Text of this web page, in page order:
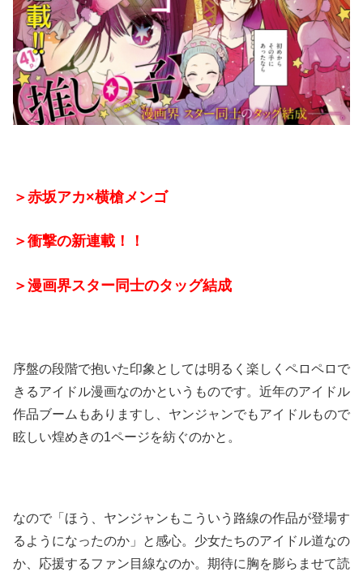
＞赤坂アカ×横槍メンゴ
＞衝撃の新連載！！
＞漫画界スター同士のタッグ結成
序盤の段階で抱いた印象としては明るく楽しくペロペロで
きるアイドル漫画なのかというものです。近年のアイドル
作品ブームもありますし、ヤンジャンでもアイドルもので
眩しい煌めきの1ページを紡ぐのかと。
なので「ほう、ヤンジャンもこういう路線の作品が登場す
るようになったのか」と感心。少女たちのアイドル道なの
か、応援するファン目線なのか。期待に胸を膨らませて読